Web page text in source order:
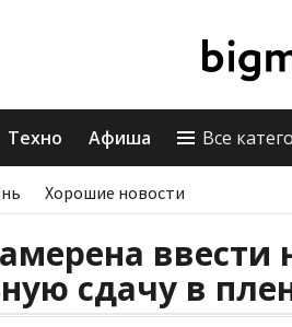
Техно Афиша Все
Хорошие новости
ввести
сдачу в